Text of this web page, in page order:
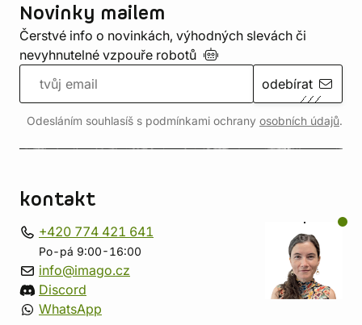
Novinky mailem
Čerstvé info o novinkách, výhodných slevách či
nevyhnutelné vzpouře robotů
odebírat
Odesláním souhlasíš s podmínkami ochrany osobních údajů.
kontakt
+420 774 421 641
Po-pá 9:00-16:00
info@imago.cz
Discord
WhatsApp